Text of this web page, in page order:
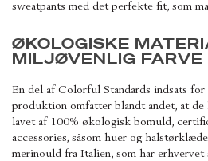
sweatpants med det perfekte fit, som
ØKOLOGISKE
MILJØVENLIG FARVE
En del af Colorful Standards indsats for
produktion omfatter blandt andet, at
lavet af 100% økologisk bomuld,
accessories, såsom huer og
merinould fra Italien, som har